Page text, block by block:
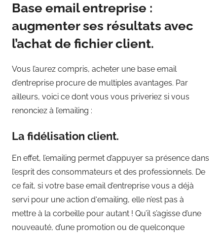
Base email entreprise :
augmenter ses résultats avec
l’achat de fichier client.
Vous l’aurez compris, acheter une base email
d’entreprise procure de multiples avantages. Par
ailleurs, voici ce dont vous vous priveriez si vous
renonciez à l’emailing :
La fidélisation client.
En effet, l’emailing permet d’appuyer sa présence dans
l’esprit des consommateurs et des professionnels. De
ce fait, si votre base email d’entreprise vous a déjà
servi pour une action d‘emailing, elle n’est pas à
mettre à la corbeille pour autant ! Qu’il s’agisse d’une
nouveauté, d’une promotion ou de quelconque